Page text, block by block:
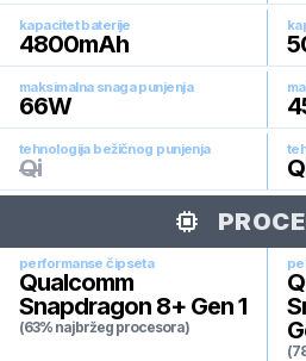
kapacitet baterije
4800mAh
maksimalna snaga punjenja
66W
tehnologija bežičnog punjenja
Qi
performanse čipseta
Qualcomm
Snapdragon 8+ Gen 1
(63% najbržeg procesora)